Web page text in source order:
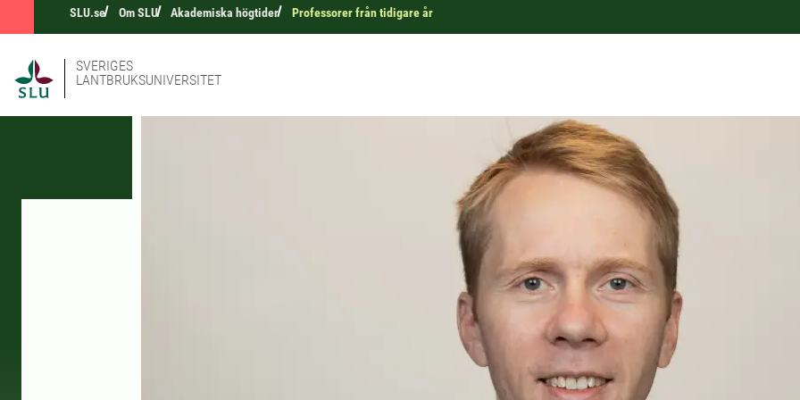
SLU.se Om SLU Akademiska högtider Professorer från tidigare år
SVERIGES
LANTBRUKSUNIVERSITET